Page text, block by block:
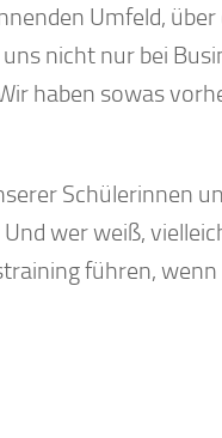
Umfeld,
nicht nur bei
haben sowas
Schülerinnen
wer weiß,
führen, wenn